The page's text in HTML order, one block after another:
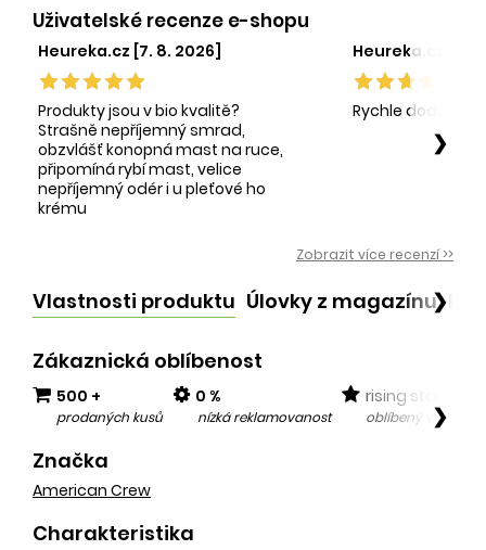
Uživatelské recenze e-shopu
Heureka.cz [7. 8. 2026]
Produkty jsou v bio kvalitě?
Strašně nepříjemný smrad,
obzvlášť konopná mast na ruce,
připomíná rybí mast, velice
nepříjemný odér i u pleťové ho
krému
Heureka.cz [1.
Rychle dodání
❯
Zobrazit více recenzí >>
Vlastnosti produktu Úlovky z magazínu❯
Zákaznická oblíbenost
500 +
prodaných kusů
0 %
nízká reklamovanost
rising star
oblíbený v❯
Značka
American Crew
Charakteristika